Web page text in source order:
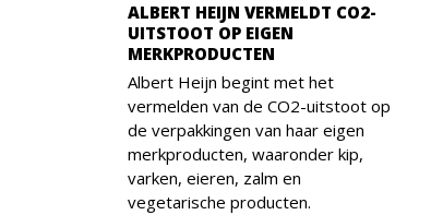
ALBERT HEIJN VERMELDT CO2-
UITSTOOT OP EIGEN
MERKPRODUCTEN
Albert Heijn begint met het
vermelden van de CO2-uitstoot op
de verpakkingen van haar eigen
merkproducten, waaronder kip,
varken, eieren, zalm en
vegetarische producten.